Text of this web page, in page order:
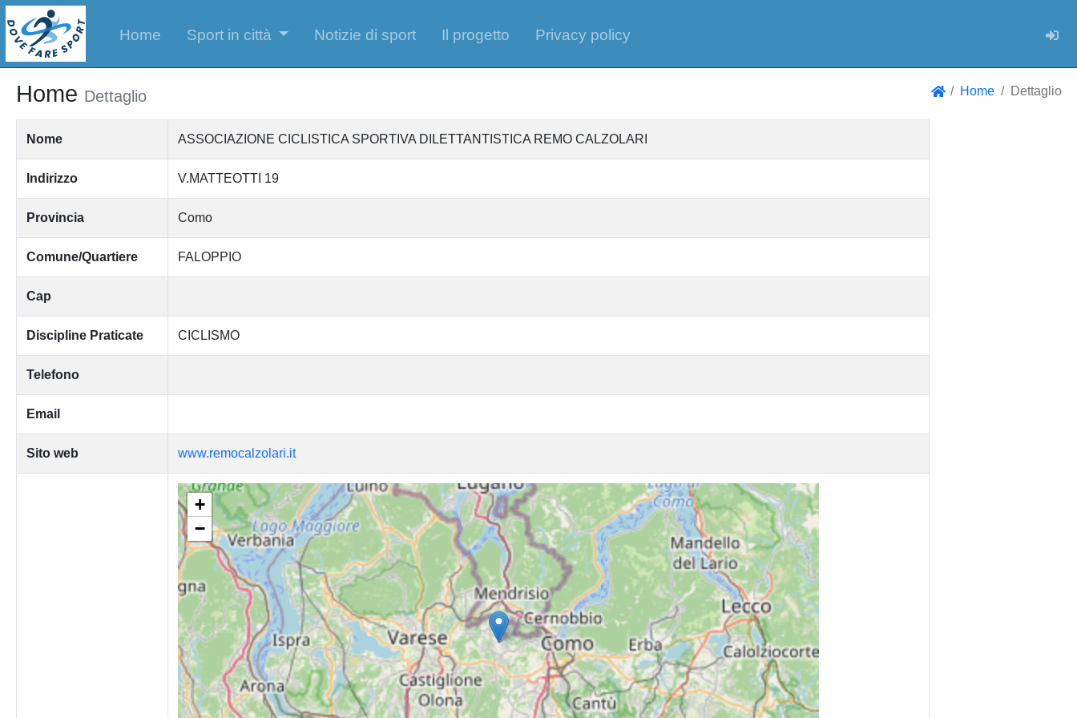
Home Sport in città Notizie di sport Il progetto Privacy policy
Home Dettaglio Home Dettaglio
Nome ASSOCIAZIONE CICLISTICA SPORTIVA DILETTANTISTICA REMO CALZOLARI
Indirizzo V.MATTEOTTI 19
Provincia Como
Comune/Quartiere FALOPPIO
Cap
Discipline Praticate CICLISMO
Telefono
Email
Sito web www.remocalzolari.it
+
−